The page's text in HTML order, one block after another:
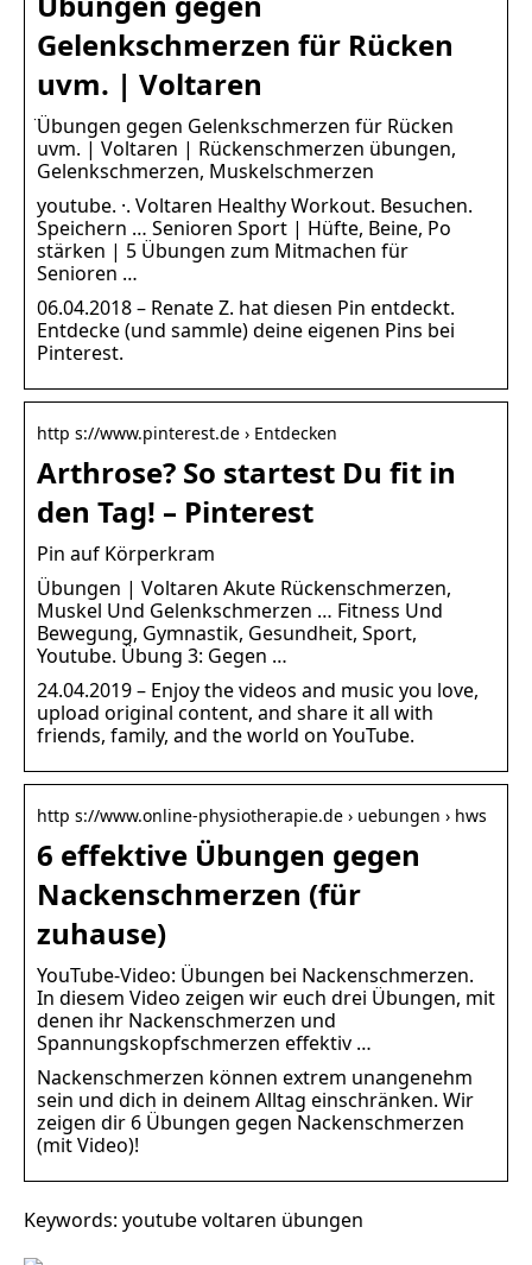
Gelenkschmerzen für Rücken
uvm. | Voltaren
̈Übungen gegen Gelenkschmerzen für Rücken
uvm. | Voltaren | Rückenschmerzen übungen,
Gelenkschmerzen, Muskelschmerzen
youtube. ·. Voltaren Healthy Workout. Besuchen.
Speichern … Senioren Sport | Hüfte, Beine, Po
stärken | 5 Übungen zum Mitmachen für
Senioren …
06.04.2018 – Renate Z. hat diesen Pin entdeckt.
Entdecke (und sammle) deine eigenen Pins bei
Pinterest.
http s://www.pinterest.de › Entdecken
Arthrose? So startest Du fit in
den Tag! – Pinterest
Pin auf Körperkram
Übungen | Voltaren Akute Rückenschmerzen,
Muskel Und Gelenkschmerzen … Fitness Und
Bewegung, Gymnastik, Gesundheit, Sport,
Youtube. Übung 3: Gegen …
24.04.2019 – Enjoy the videos and music you love,
upload original content, and share it all with
friends, family, and the world on YouTube.
http s://www.online-physiotherapie.de › uebungen › hws
6 effektive Übungen gegen
Nackenschmerzen (für
zuhause)
YouTube-Video: Übungen bei Nackenschmerzen.
In diesem Video zeigen wir euch drei Übungen, mit
denen ihr Nackenschmerzen und
Spannungskopfschmerzen effektiv …
Nackenschmerzen können extrem unangenehm
sein und dich in deinem Alltag einschränken. Wir
zeigen dir 6 Übungen gegen Nackenschmerzen
(mit Video)!
Keywords: youtube voltaren übungen